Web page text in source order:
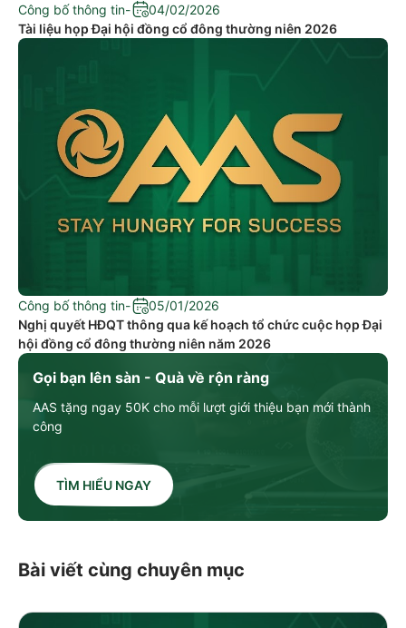
Gọi bạn lên sàn - Quà về rộn ràng
AAS tặng ngay 50K cho mỗi lượt giới thiệu bạn mới thành
công
TÌM HIỂU NGAY
Công bố thông tin-
04/02/2026
Tài liệu họp Đại hội đồng cổ đông thường niên 2026
Công bố thông tin-
05/01/2026
Nghị quyết HĐQT thông qua kế hoạch tổ chức cuộc họp Đại
hội đồng cổ đông thường niên năm 2026
Bài viết cùng chuyên mục